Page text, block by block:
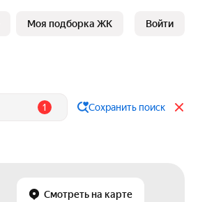
Моя подборка ЖК Войти
1 Сохранить поиск
Смотреть на карте